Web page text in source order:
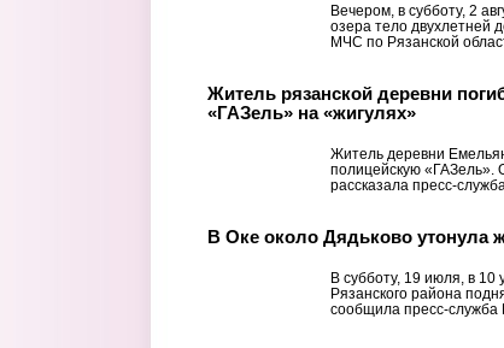
Вечером, в субботу, 2
озера тело двухлетней
МЧС по Рязанской
Житель рязанской деревни
«ГАЗель» на «жигулях»
Житель деревни
полицейскую «ГАЗель».
рассказала пресс-
В Оке около Дядьково утонула
В субботу, 19 июля, в 10
Рязанского района
сообщила пресс-